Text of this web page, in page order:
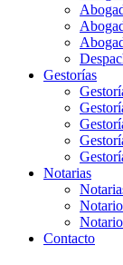
Gestorías
Notarias
Contacto